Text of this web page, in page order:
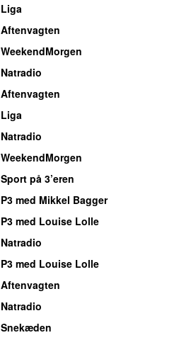
Liga
Aftenvagten
WeekendMorgen
Natradio
Aftenvagten
Liga
Natradio
WeekendMorgen
Sport på 3’eren
P3 med Mikkel Bagger
P3 med Louise Lolle
Natradio
P3 med Louise Lolle
Aftenvagten
Natradio
Snekæden